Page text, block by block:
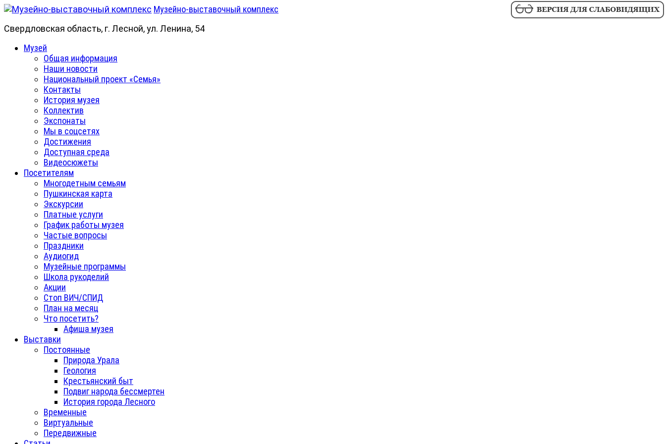
Skip
content
Музейно-выставочный комплекс
Свердловская область, г. Лесной, ул. Ленина, 54
PrimaryМузей
Общая информация
Наши новости
Национальный проект «Семья»
Контакты
История музея
Коллектив
Экспонаты
Мы в соцсетях
Достижения
Доступная среда
Видеосюжеты
Посетителям
Многодетным семьям
Пушкинская карта
Экскурсии
Платные услуги
График работы музея
Частые вопросы
Праздники
Аудиогид
Музейные программы
Школа рукоделий
Акции
Стоп ВИЧ/СПИД
План на месяц
Что посетить?
Афиша музея
Выставки
Постоянные
Природа Урала
Геология
Крестьянский быт
Подвиг народа бессмертен
История города Лесного
Временные
Виртуальные
Передвижные